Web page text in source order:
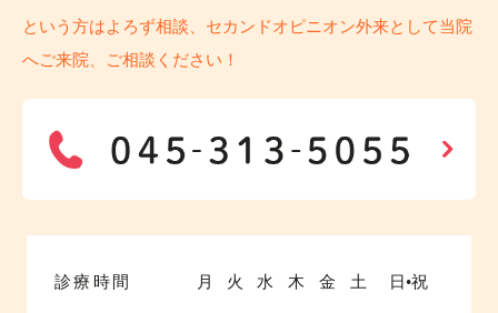
という方はよろず相談、セカンドオピニオン外来として当院
へご来院、ご相談ください！
診療時間 月 火 水 木 金 土 日•祝